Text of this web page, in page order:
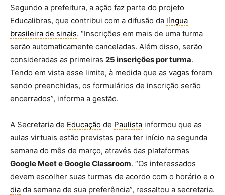
Segundo a prefeitura, a ação faz parte do projeto
Educalibras, que contribui com a difusão da língua
brasileira de sinais. “Inscrições em mais de uma turma
serão automaticamente canceladas. Além disso, serão
consideradas as primeiras 25 inscrições por turma.
Tendo em vista esse limite, à medida que as vagas forem
sendo preenchidas, os formulários de inscrição serão
encerrados”, informa a gestão.
A Secretaria de Educação de Paulista informou que as
aulas virtuais estão previstas para ter início na segunda
semana do mês de março, através das plataformas
Google Meet e Google Classroom. “Os interessados
devem escolher suas turmas de acordo com o horário e o
dia da semana de sua preferência”, ressaltou a secretaria.